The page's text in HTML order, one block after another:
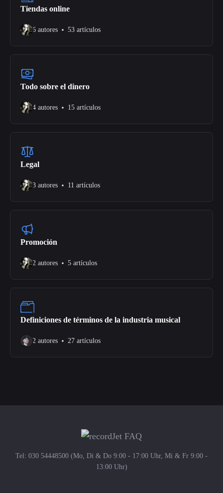
Tiendas online
6 autores 53 artículos
Todo sobre el dinero
4 autores 15 artículos
Legal
3 autores 11 artículos
Promoción
2 autores 5 artículos
Definiciones de términos de la industria musical
2 autores 27 artículos
Tel: 030 54448500 (Mo, Di & Do 9:00 - 17:00 Uhr, Mi & Fr 9:00 -
13:00 Uhr)